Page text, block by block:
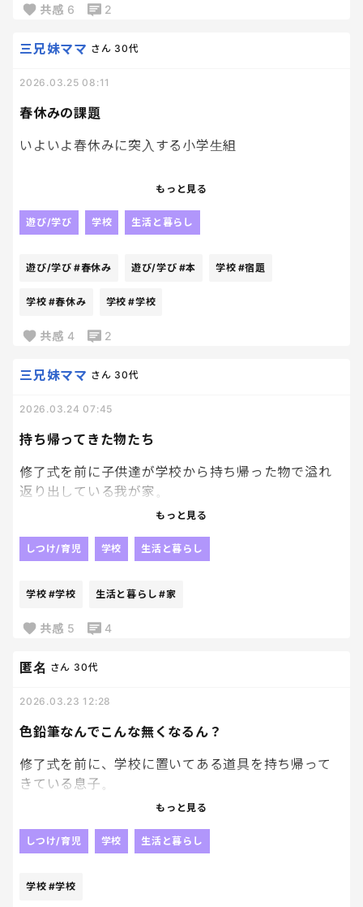
本人達に聞いても、飲まなかった〜って言うし。笑
だったら、いちいち持って行かんでいいだろー！っ
お茶も勿体無いし、洗うのも面倒！！！
共感 6 2
春休みの課題
三兄妹ママ さん 30代
2026.03.25 08:11
いよいよ春休みに突入する小学生組
学校から勿論宿題は出るけど
私が課題を考えて、やらせなきゃ！！っておもってる
ネットから拾ってきた問題を印刷して問題集的なの
もっと見る
遊び/学び 学校 生活と暮らし
遊び/学び #春休み 遊び/学び #本 学校 #宿題
学校 #春休み 学校 #学校
共感 4 2
持ち帰ってきた物たち
三兄妹ママ さん 30代
2026.03.24 07:45
修了式を前に子供達が学校から持ち帰った物で溢れ
返り出している我が家。
なんでこんなすぐに散らかるかな。笑
もっと見る
しつけ/育児 学校 生活と暮らし
学校 #学校 生活と暮らし #家
共感 5 4
色鉛筆なんでこんな無くなるん？
匿名 さん 30代
2026.03.23 12:28
修了式を前に、学校に置いてある道具を持ち帰って
きている息子。
5本くらい行方不明なんだが？？笑
もっと見る
しつけ/育児 学校 生活と暮らし
学校 #学校